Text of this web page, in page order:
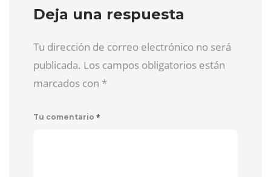
Deja una respuesta
Tu dirección de correo electrónico no será
publicada. Los campos obligatorios están
marcados con *
Tu comentario *